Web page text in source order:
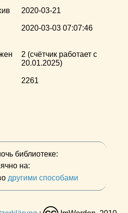
2020-03-21
2020-03-03 07:07:46
2 (счётчик работает с
20.01.2025)
2261
библиотеке:
на:
другими способами